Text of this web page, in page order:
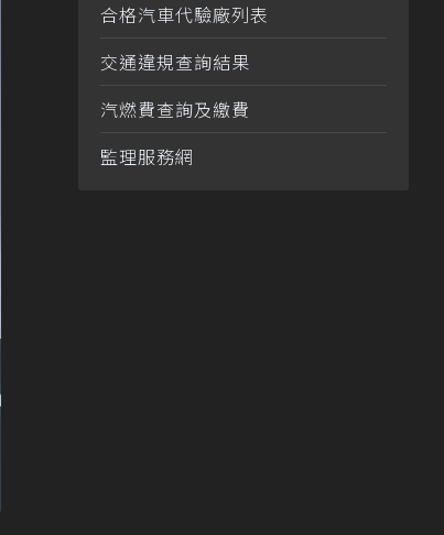
合格汽車代驗廠列表
交通違規查詢結果
汽燃費查詢及繳費
監理服務網